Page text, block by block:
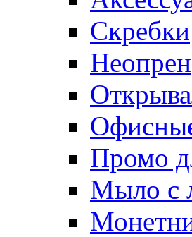
Cкребки
Неопрен
Промо
Мыло с